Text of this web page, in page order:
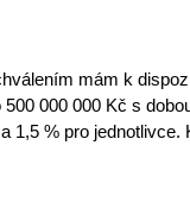
mám k
000 000 Kč s
1,5 % pro jednotlivce.